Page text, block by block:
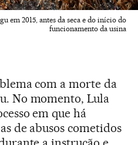
em 2015, antes da seca e do início do
funcionamento da usina
com a morte da
No momento, Lula
em que há
de abusos cometidos